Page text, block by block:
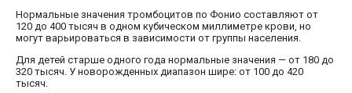
Нормальные значения тромбоцитов по Фонио составляют от
120 до 400 тысяч в одном кубическом миллиметре крови, но
могут варьироваться в зависимости от группы населения.
Для детей старше одного года нормальные значения — от 180 до
320 тысяч. У новорожденных диапазон шире: от 100 до 420
тысяч.